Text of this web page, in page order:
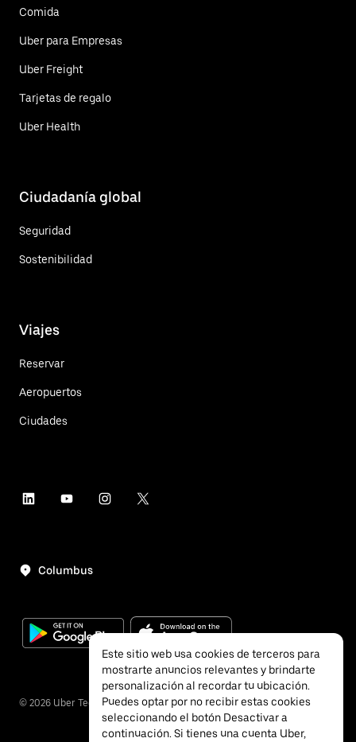
Comida
Uber para Empresas
Uber Freight
Tarjetas de regalo
Uber Health
Ciudadanía global
Seguridad
Sostenibilidad
Viajes
Reservar
Aeropuertos
Ciudades
Columbus
© 2026 Uber Technologies, Inc.
Este sitio web usa cookies de terceros para
mostrarte anuncios relevantes y brindarte
personalización al recordar tu ubicación.
Puedes optar por no recibir estas cookies
seleccionando el botón Desactivar a
continuación. Si tienes una cuenta Uber,